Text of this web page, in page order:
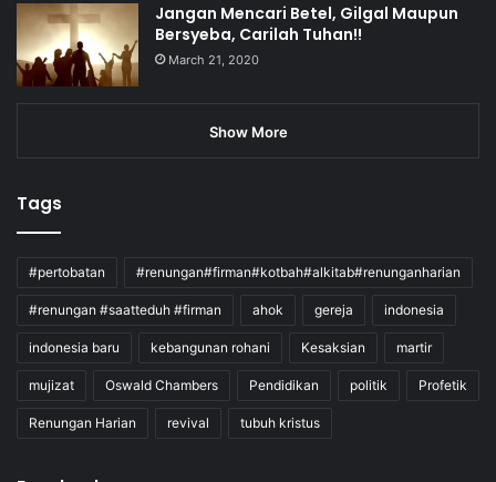
Jangan Mencari Betel, Gilgal Maupun
Bersyeba, Carilah Tuhan!!
March 21, 2020
Show More
Tags
#pertobatan #renungan#firman#kotbah#alkitab#renunganharian
#renungan #saatteduh #firman ahok gereja indonesia
indonesia baru kebangunan rohani Kesaksian martir
mujizat Oswald Chambers Pendidikan politik Profetik
Renungan Harian revival tubuh kristus